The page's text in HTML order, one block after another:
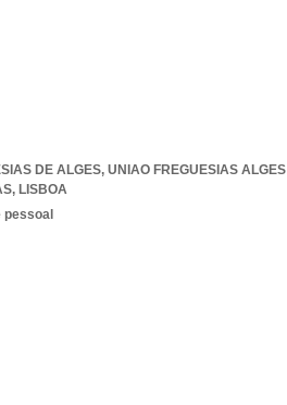
DE ALGES, UNIAO FREGUESIAS ALGES
, LISBOA